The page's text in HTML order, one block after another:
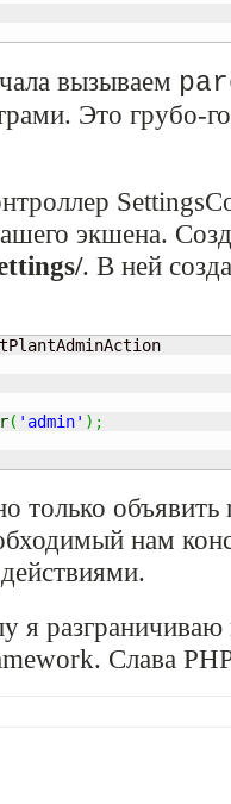
вызываем
Это грубо-
экшена.
. В ней
dotPlantAdminAction
( 'admin' ) ;
только
нам
я
Слава